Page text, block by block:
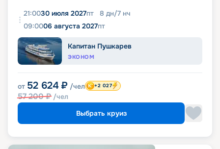
21:0030 июля 2027пт 8 дн/7 нч
09:0006 августа 2027пт
Капитан Пушкарев
ЭКОНОМ
от 52 624 ₽ /чел
57 200₽ /чел
+2 027
Выбрать круиз